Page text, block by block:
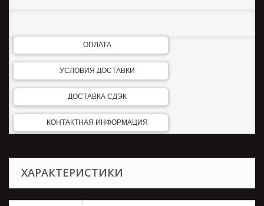
ОПЛАТА
УСЛОВИЯ ДОСТАВКИ
ДОСТАВКА СДЭК
КОНТАКТНАЯ ИНФОРМАЦИЯ
ХАРАКТЕРИСТИКИ